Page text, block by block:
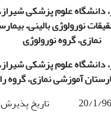
دانشگاه علوم پزشکی
نورولوژی بالینی،
نمازی، گروه نورولوژی
دانشگاه علوم پزشکی
آموزشی نمازی، گروه